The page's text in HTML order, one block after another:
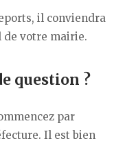
il conviendra
de votre mairie.
question ?
par
Il est bien